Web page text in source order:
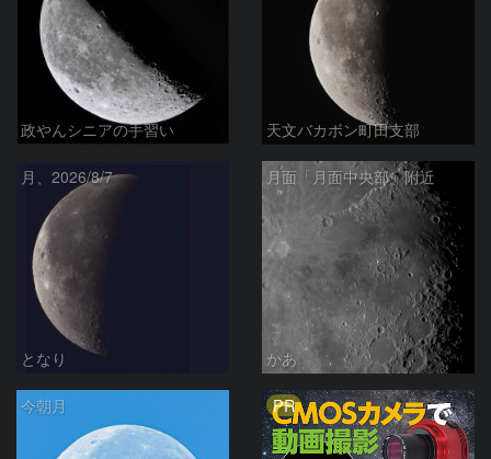
政やんシニアの手習い 天文バカボン町田支部
月、2026/8/7
となり
月面「月面中央部」附近
かあ
今朝月 PR